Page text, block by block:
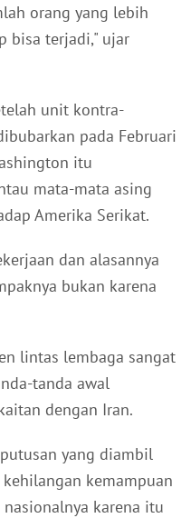
orang yang lebih
bisa terjadi," ujar
unit kontra-
pada Februari
itu
mata-mata asing
Amerika Serikat.
dan alasannya
bukan karena
lintas lembaga sangat
tanda awal
dengan Iran.
yang diambil
kemampuan
karena itu